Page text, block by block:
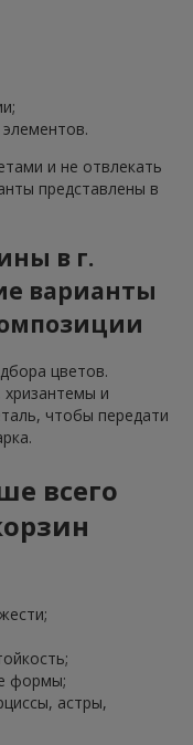
и не отвлекать
представлены в
в г.
варианты
цветов.
и
чтобы передати
всего
формы;
астры,